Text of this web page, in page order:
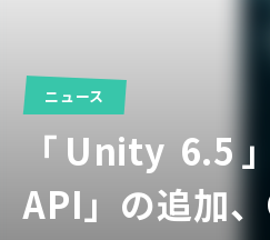
ツール紹介
周辺機器・ハードウェア
ニュース
「Unity 6.5
API」の追加